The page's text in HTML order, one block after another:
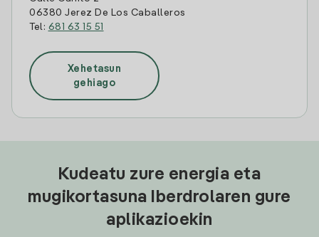
06380 Jerez De Los Caballeros
Tel: 681 63 15 51
Xehetasun
gehiago
Kudeatu zure energia eta
mugikortasuna Iberdrolaren gure
aplikazioekin